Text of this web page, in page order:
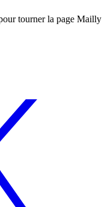
tourner la page Mailly